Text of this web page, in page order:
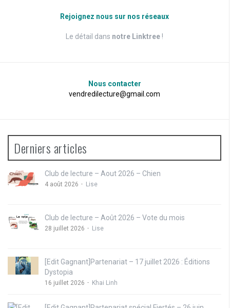
Rejoignez nous sur nos réseaux
Le détail dans notre Linktree !
Nous contacter
vendredilecture@gmail.com
Derniers articles
Club de lecture – Aout 2026 – Chien
4 août 2026 Lise
Club de lecture – Août 2026 – Vote du mois
28 juillet 2026 Lise
[Edit Gagnant]Partenariat – 17 juillet 2026 : Éditions
Dystopia
16 juillet 2026 Khai Linh